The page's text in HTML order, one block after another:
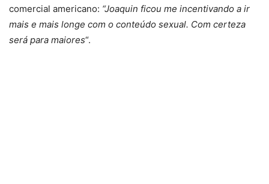
comercial americano: “Joaquin ficou me incentivando a ir
mais e mais longe com o conteúdo sexual. Com certeza
será para maiores“.